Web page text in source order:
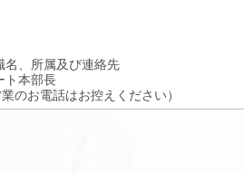
名、所属及び連絡先
ト本部長
のお電話はお控えください）
た個人情報を第三者に提供することはあ